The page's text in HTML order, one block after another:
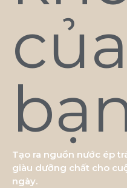
của
Tạo ra nguồn nước ép
giàu dưỡng chất cho
ngày.